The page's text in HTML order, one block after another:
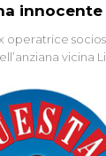
innocente
operatrice
vicina
Monica si
lo stesso
errore